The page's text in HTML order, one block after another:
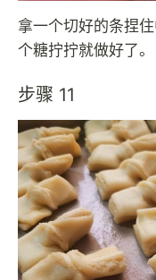
拿一个切好的条捏
个糖拧拧就做好了。
步骤 11